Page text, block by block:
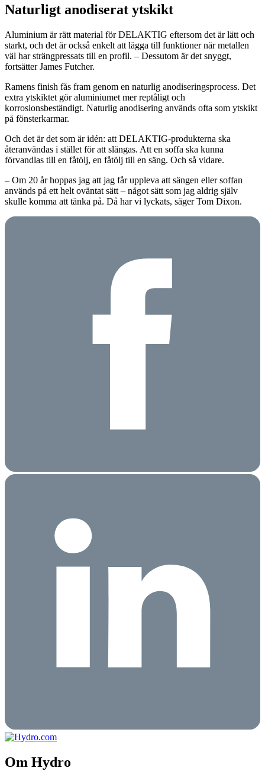
Naturligt anodiserat ytskikt
Aluminium är rätt material för DELAKTIG eftersom det är lätt och
starkt, och det är också enkelt att lägga till funktioner när metallen
väl har strängpressats till en profil. – Dessutom är det snyggt,
fortsätter James Futcher.
Ramens finish fås fram genom en naturlig anodiseringsprocess. Det
extra ytskiktet gör aluminiumet mer reptåligt och
korrosionsbeständigt. Naturlig anodisering används ofta som ytskikt
på fönsterkarmar.
Och det är det som är idén: att DELAKTIG-produkterna ska
återanvändas i stället för att slängas. Att en soffa ska kunna
förvandlas till en fåtölj, en fåtölj till en säng. Och så vidare.
– Om 20 år hoppas jag att jag får uppleva att sängen eller soffan
används på ett helt oväntat sätt – något sätt som jag aldrig själv
skulle komma att tänka på. Då har vi lyckats, säger Tom Dixon.
Om Hydro